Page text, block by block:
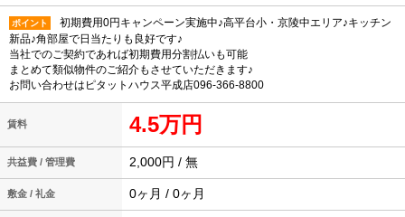
ポイント
初期費用0円キャンペーン実施中♪高平台小・京陵中エリア♪キッチン
新品♪角部屋で日当たりも良好です♪
当社でのご契約であれば初期費用分割払いも可能
まとめて類似物件のご紹介もさせていただきます♪
お問い合わせはピタットハウス平成店096-366-8800
賃料 4.5万円
共益費 / 管理費 2,000円 / 無
敷金 / 礼金 0ヶ月 / 0ヶ月